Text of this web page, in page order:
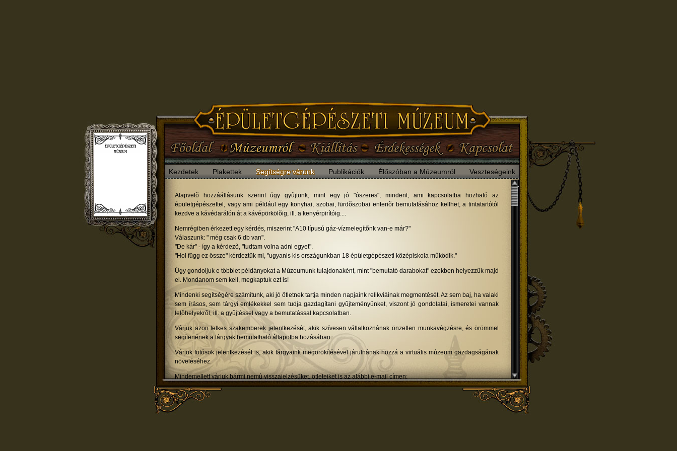
Kezdetek Plakettek Segítségre várunk Publikációk Élőszóban a Múzeumról Veszteségeink
Alapvetõ hozzáállásunk szerint úgy gyûjtünk, mint egy jó "ószeres", mindent, ami kapcsolatba hozható az
épületgépészettel, vagy ami például egy konyhai, szobai, fürdõszobai enteriõr bemutatásához kellhet, a tintatartótól
kezdve a kávédarálón át a kávépörkölõig, ill. a kenyérpirítóig....
Nemrégiben érkezett egy kérdés, miszerint "A10 típusú gáz-vízmelegítõnk van-e már?"
Válaszunk: " még csak 6 db van".
"De kár" - így a kérdezõ, "tudtam volna adni egyet".
"Hol függ ez össze" kérdeztük mi, "ugyanis kis országunkban 18 épületgépészeti középiskola mûködik."
Úgy gondoljuk e többlet példányokat a Múzeumunk tulajdonaként, mint "bemutató darabokat" ezekben helyezzük majd
el. Mondanom sem kell, megkaptuk ezt is!
Mindenki segítségére számítunk, aki jó ötletnek tartja minden napjaink relikviáinak megmentését. Az sem baj, ha valaki
sem írásos, sem tárgyi emlékekkel sem tudja gazdagítani gyûjteményünket, viszont jó gondolatai, ismeretei vannak
lelõhelyekrõl, ill. a gyûjtéssel vagy a bemutatással kapcsolatban.
Várjuk azon lelkes szakemberek jelentkezését, akik szívesen vállalkoznának önzetlen munkavégzésre, és örömmel
segítenének a tárgyak bemutatható állapotba hozásában.
Várjuk fotósok jelentkezését is, akik tárgyaink megörökítésével járulnának hozzá a virtuális múzeum gazdagságának
növeléséhez.
Mindemellett várjuk bármi nemû visszajelzésüket, ötleteiket is az alábbi e-mail címen:
otlet@epuletgepeszetimuzeum.hu